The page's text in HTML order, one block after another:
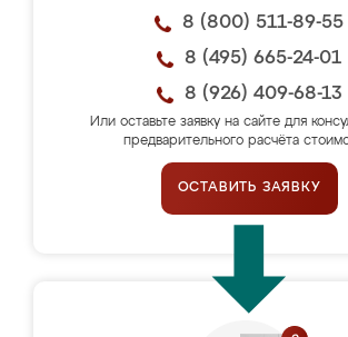
8 (800) 511-89-55
8 (495) 665-24-01
8 (926) 409-68-13
Или оставьте заявку на сайте для
предварительного расчёта
ОСТАВИТЬ ЗАЯВКУ